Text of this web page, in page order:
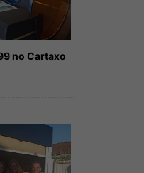
no Cartaxo